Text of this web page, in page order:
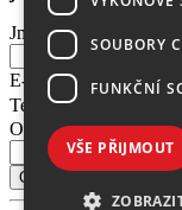
Jméno a příjmení
E-mail*
Telefon
Oblíbené téma
SOUBORY
FUNKČNÍ
VŠE PŘIJMOUT